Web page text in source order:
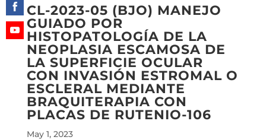
CL-2023-05 (BJO) MANEJO
GUIADO POR
HISTOPATOLOGÍA DE LA
NEOPLASIA ESCAMOSA DE
LA SUPERFICIE OCULAR
CON INVASIÓN ESTROMAL O
ESCLERAL MEDIANTE
BRAQUITERAPIA CON
PLACAS DE RUTENIO-106
May 1, 2023
on
Instagram
Share
on
Facebook
Share
YouTube